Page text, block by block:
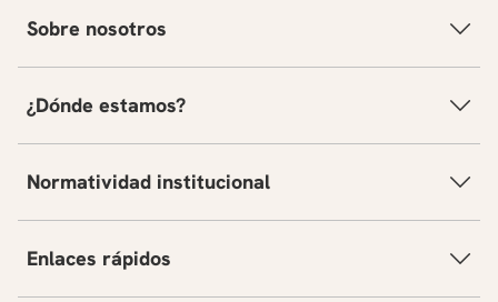
Sobre nosotros
¿Dónde estamos?
Normatividad institucional
Enlaces rápidos